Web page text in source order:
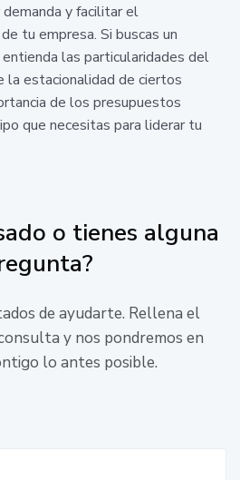
y facilitar el
tu empresa. Si buscas un
las particularidades del
la estacionalidad de ciertos
de los presupuestos
que necesitas para liderar tu
o tienes alguna
de ayudarte. Rellena el
y nos pondremos en
lo antes posible.